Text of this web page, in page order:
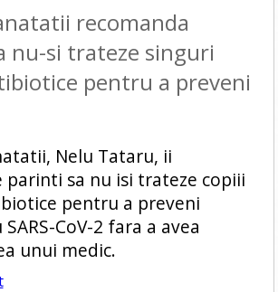
recomanda
nu-si trateze singuri
pentru a preveni
Nelu Tataru, ii
parinti sa nu isi trateze copiii
pentru a preveni
CoV-2 fara a avea
unui medic.